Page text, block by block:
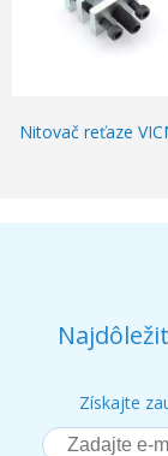
Nitovač reťaze
Získajte